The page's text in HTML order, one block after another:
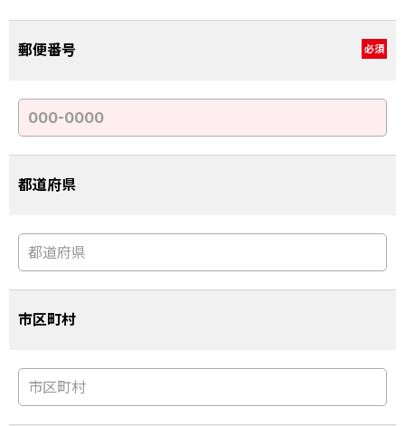
郵便番号 必須
都道府県
市区町村